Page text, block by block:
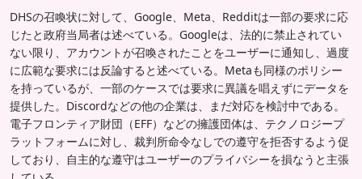
DHSの召喚状に対して、Google、Meta、Redditは一部の要求に応
じたと政府当局者は述べている。Googleは、法的に禁止されてい
ない限り、アカウントが召喚されたことをユーザーに通知し、過度
に広範な要求には反論すると述べている。Metaも同様のポリシー
を持っているが、一部のケースでは要求に異議を唱えずにデータを
提供した。Discordなどの他の企業は、まだ対応を検討中である。
電子フロンティア財団（EFF）などの擁護団体は、テクノロジープ
ラットフォームに対し、裁判所命令なしでの遵守を拒否するよう促
しており、自主的な遵守はユーザーのプライバシーを損なうと主張